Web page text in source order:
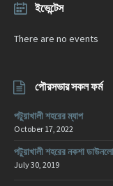
ইভেন্টেস
There are no events
পৌরসভার সকল ফর্ম
পটুয়াখালী শহরের ম্যাপ
October 17, 2022
পটুয়াখালী শহরের নকশা
July 30, 2019